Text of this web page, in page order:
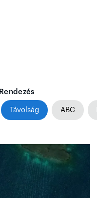
Rendezés
Távolság ABC